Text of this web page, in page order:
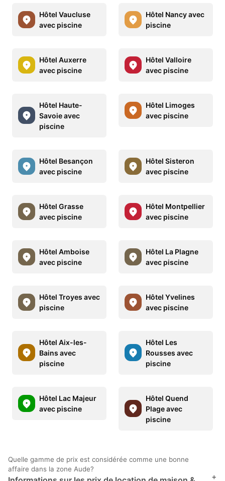
Hôtel Vaucluse
avec piscine
Hôtel Nancy avec
piscine
Hôtel Auxerre
avec piscine
Hôtel Valloire
avec piscine
Hôtel Haute-
Savoie avec
piscine
Hôtel Limoges
avec piscine
Hôtel Besançon
avec piscine
Hôtel Sisteron
avec piscine
Hôtel Grasse
avec piscine
Hôtel Montpellier
avec piscine
Hôtel Amboise
avec piscine
Hôtel La Plagne
avec piscine
Hôtel Troyes avec
piscine
Hôtel Yvelines
avec piscine
Hôtel Aix-les-
Bains avec
piscine
Hôtel Les
Rousses avec
piscine
Hôtel Lac Majeur
avec piscine
Hôtel Quend
Plage avec
piscine
Quelle gamme de prix est considérée comme une bonne
affaire dans la zone Aude?
+